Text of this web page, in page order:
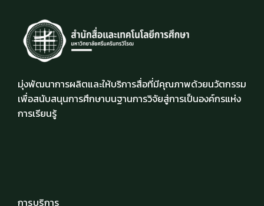
มุ่งพัฒนาการผลิตและให้บริการสื่อที่มีคุณภาพด้วยนวัตกรรม
เพื่อสนับสนุนการศึกษาบนฐานการวิจัยสู่การเป็นองค์กรแห่ง
การเรียนรู้
การบริการ